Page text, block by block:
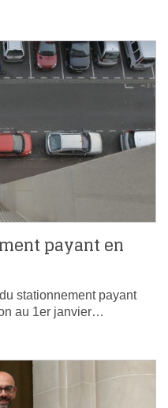
payant en
stationnement payant
au 1er janvier…